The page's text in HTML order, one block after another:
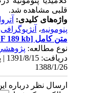
قلبی مشاهده شد.
واژه‌های کلیدی:
پنومونیه،آنژیوگرافی،
متن کامل[PDF 189 kb]
نوع مطالعه:پژوهشي
1388/1/26
ارسال نظر درباره